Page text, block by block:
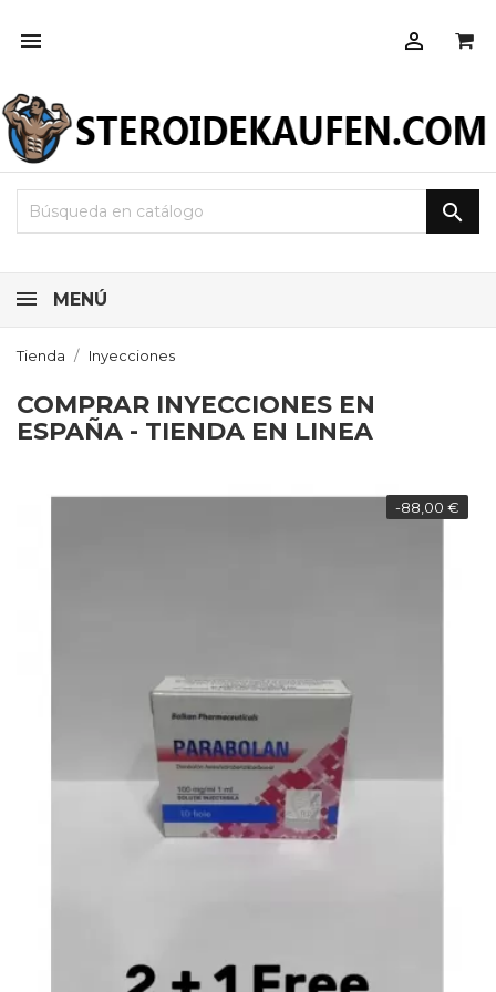
 

MENÚ
Tienda Inyecciones
COMPRAR INYECCIONES EN
ESPAÑA - TIENDA EN LINEA
-88,00 €